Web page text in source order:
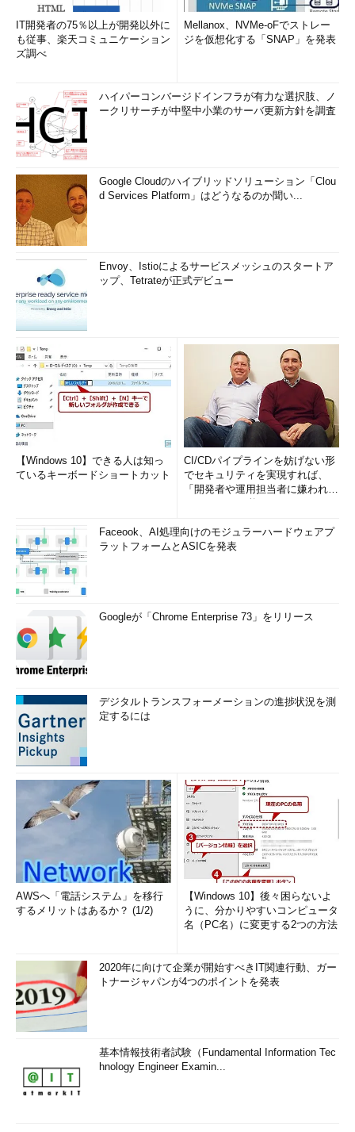
IT開発者の75％以上が開発以外に
も従事、楽天コミュニケーション
ズ調べ
Mellanox、NVMe-oFでストレー
ジを仮想化する「SNAP」を発表
ハイパーコンバージドインフラが有力な選択肢、ノ
ークリサーチが中堅中小業のサーバ更新方針を調査
Google Cloudのハイブリッドソリューション「Clou
d Services Platform」はどうなるのか聞い...
Envoy、Istioによるサービスメッシュのスタートア
ップ、Tetrateが正式デビュー
【Windows 10】できる人は知っ
ているキーボードショートカット
CI/CDパイプラインを妨げない形
でセキュリティを実現すれば、
「開発者や運用担当者に嫌われな
Faceook、AI処理向けのモジュラーハードウェアプ
ラットフォームとASICを発表
Googleが「Chrome Enterprise 73」をリリース
デジタルトランスフォーメーションの進捗状況を測
定するには
AWSへ「電話システム」を移行
するメリットはあるか？ (1/2)
【Windows 10】後々困らないよ
うに、分かりやすいコンピュータ
名（PC名）に変更する2つの方法
2020年に向けて企業が開始すべきIT関連行動、ガー
トナージャパンが4つのポイントを発表
基本情報技術者試験（Fundamental Information Tec
hnology Engineer Examin...